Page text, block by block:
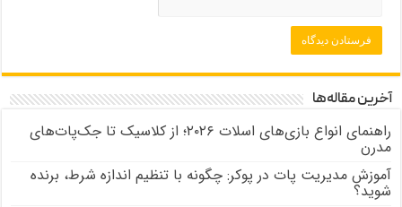
آخرین مقاله‌ها
راهنمای انواع بازی‌های اسلات ۲۰۲۶؛ از کلاسیک تا جک‌پات‌های
مدرن
آموزش مدیریت پات در پوکر: چگونه با تنظیم اندازه شرط، برنده
شوید؟